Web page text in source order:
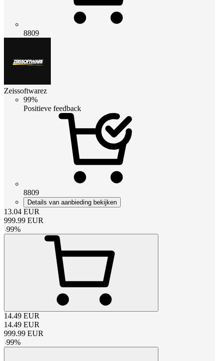
8809
Zeissoftwarez
99%
Positieve feedback
8809
Details van aanbieding bekijken
13.04 EUR
999.99 EUR
-99%
14.49 EUR
14.49 EUR
999.99 EUR
-99%